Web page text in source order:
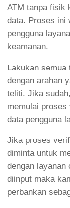
ATM tanpa fisik
data. Proses ini
pengguna
keamanan.
Lakukan semua
dengan arahan
teliti. Jika
memulai proses
data pengguna
Jika proses
diminta untuk
dengan layanan
diinput maka
perbankan